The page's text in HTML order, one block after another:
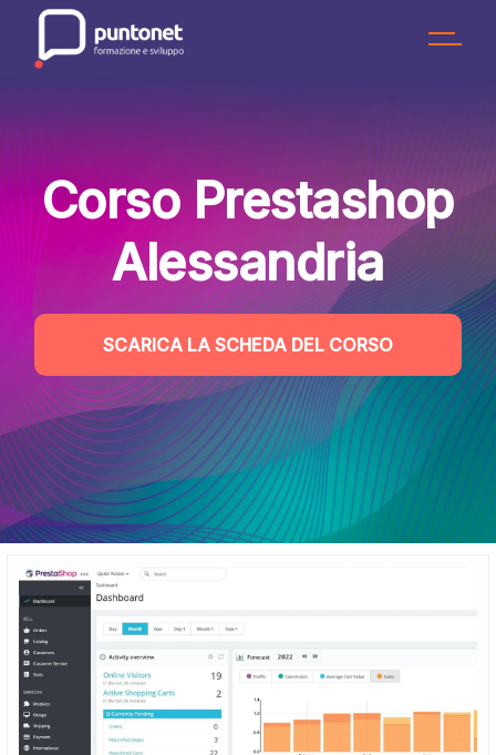
content
Corso Prestashop
Alessandria
SCARICA LA SCHEDA DEL CORSO